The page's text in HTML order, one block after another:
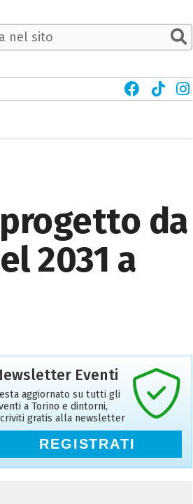
da
2031 a
Eventi
aggiornato su tutti gli
a Torino e dintorni,
gratis alla newsletter
REGISTRATI